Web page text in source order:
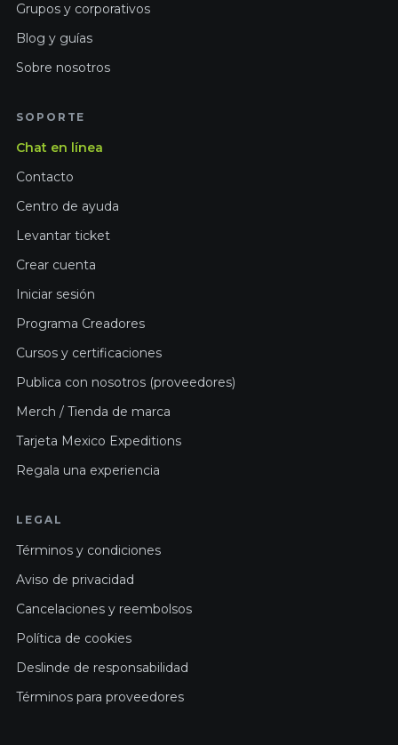
Grupos y corporativos
Blog y guías
Sobre nosotros
SOPORTE
Chat en línea
Contacto
Centro de ayuda
Levantar ticket
Crear cuenta
Iniciar sesión
Programa Creadores
Cursos y certificaciones
Publica con nosotros (proveedores)
Merch / Tienda de marca
Tarjeta Mexico Expeditions
Regala una experiencia
LEGAL
Términos y condiciones
Aviso de privacidad
Cancelaciones y reembolsos
Política de cookies
Deslinde de responsabilidad
Términos para proveedores